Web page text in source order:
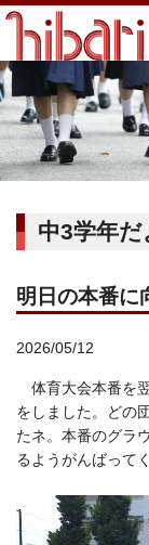
中3学年だ
明日の本番に
2026/05/12
体育大会本番を
をしました。どの
たネ。本番のグラ
るようがんばって